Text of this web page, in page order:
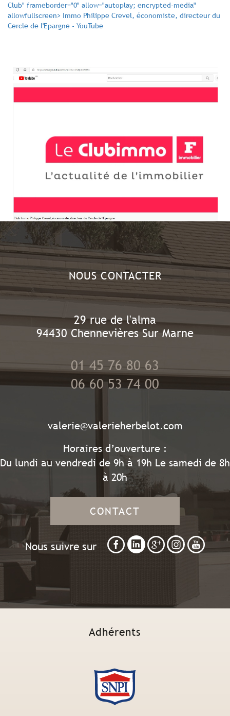
Club" frameborder="0" allow="autoplay; encrypted-media"
allowfullscreen> Immo Philippe Crevel, économiste, directeur du
Cercle de l'Epargne - YouTube
NOUS CONTACTER
29 rue de l'alma
94430 Chennevières Sur Marne
01 45 76 80 63
06 60 53 74 00
valerie@valerieherbelot.com
Horaires d’ouverture :
Du lundi au vendredi de 9h à 19h Le samedi de 8h
à 20h
CONTACT
Nous suivre sur
Adhérents